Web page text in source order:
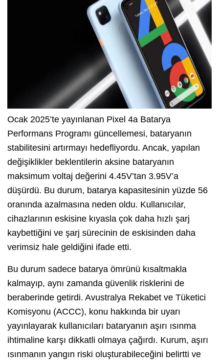
Ocak 2025’te yayınlanan Pixel 4a Batarya
Performans Programı güncellemesi, bataryanın
stabilitesini artırmayı hedefliyordu. Ancak, yapılan
değişiklikler beklentilerin aksine bataryanın
maksimum voltaj değerini 4.45V’tan 3.95V’a
düşürdü. Bu durum, batarya kapasitesinin yüzde 56
oranında azalmasına neden oldu. Kullanıcılar,
cihazlarının eskisine kıyasla çok daha hızlı şarj
kaybettiğini ve şarj sürecinin de eskisinden daha
verimsiz hale geldiğini ifade etti.
Bu durum sadece batarya ömrünü kısaltmakla
kalmayıp, aynı zamanda güvenlik risklerini de
beraberinde getirdi. Avustralya Rekabet ve Tüketici
Komisyonu (ACCC), konu hakkında bir uyarı
yayınlayarak kullanıcıları bataryanın aşırı ısınma
ihtimaline karşı dikkatli olmaya çağırdı. Kurum, aşırı
ısınmanın yangın riski oluşturabileceğini belirtti ve